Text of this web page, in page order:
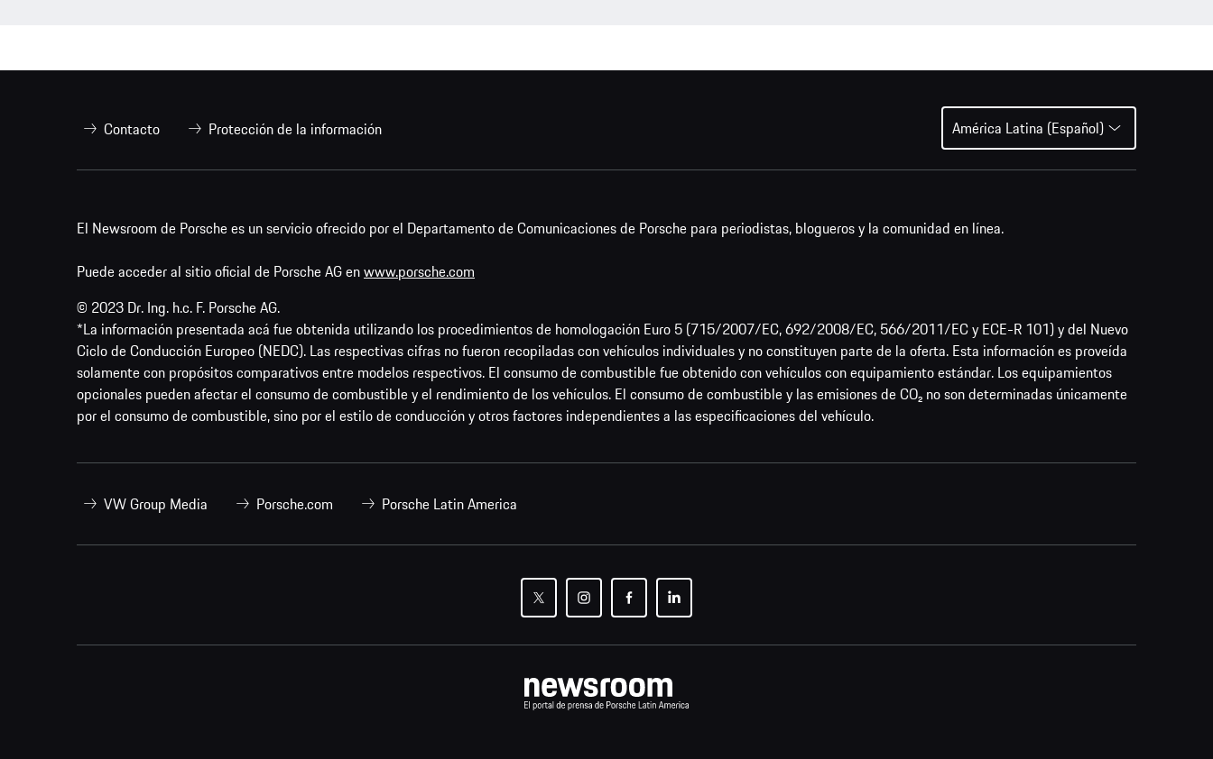
Contacto Protección de la información América Latina (Español)
El Newsroom de Porsche es un servicio ofrecido por el Departamento de Comunicaciones de Porsche para periodistas, blogueros y la comunidad en línea.
Puede acceder al sitio oficial de Porsche AG enwww.porsche.com
© 2023 Dr. Ing. h.c. F. Porsche AG.
*La información presentada acá fue obtenida utilizando los procedimientos de homologación Euro 5 (715/2007/EC, 692/2008/EC, 566/2011/EC y ECE-R 101) y del Nuevo
Ciclo de Conducción Europeo (NEDC). Las respectivas cifras no fueron recopiladas con vehículos individuales y no constituyen parte de la oferta. Esta información es proveída
solamente con propósitos comparativos entre modelos respectivos. El consumo de combustible fue obtenido con vehículos con equipamiento estándar. Los equipamientos
opcionales pueden afectar el consumo de combustible y el rendimiento de los vehículos. El consumo de combustible y las emisiones de CO₂ no son determinadas únicamente
por el consumo de combustible, sino por el estilo de conducción y otros factores independientes a las especificaciones del vehículo.
VW Group Media Porsche.com Porsche Latin America